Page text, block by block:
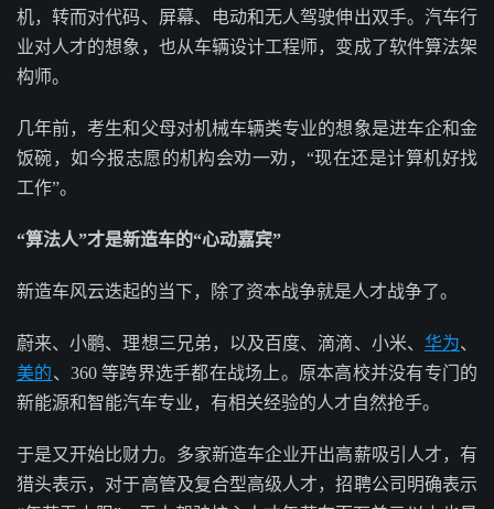
机，转而对代码、屏幕、电动和无人驾驶伸出双手。汽车行
业对人才的想象，也从车辆设计工程师，变成了软件算法架
构师。
几年前，考生和父母对机械车辆类专业的想象是进车企和金
饭碗，如今报志愿的机构会劝一劝，“现在还是计算机好找
工作”。
“算法人”才是新造车的“心动嘉宾”
新造车风云迭起的当下，除了资本战争就是人才战争了。
蔚来、小鹏、理想三兄弟，以及百度、滴滴、小米、 华为、
美的、360 等跨界选手都在战场上。原本高校并没有专门的
新能源和智能汽车专业，有相关经验的人才自然抢手。
于是又开始比财力。多家新造车企业开出高薪吸引人才，有
猎头表示，对于高管及复合型高级人才，招聘公司明确表示